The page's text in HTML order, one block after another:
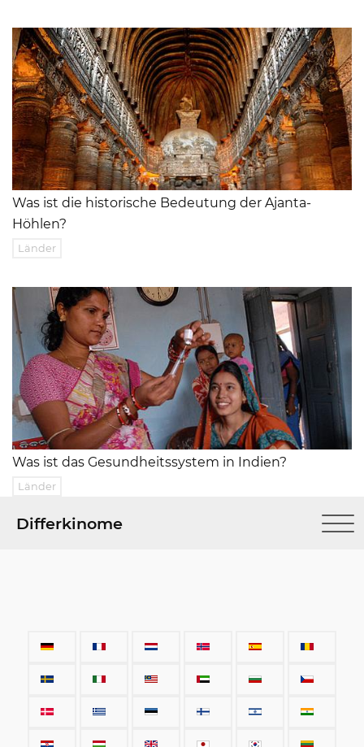
Was ist die historische Bedeutung der Ajanta-
Höhlen?
Länder
Was ist das Gesundheitssystem in Indien?
Länder
Differkinome